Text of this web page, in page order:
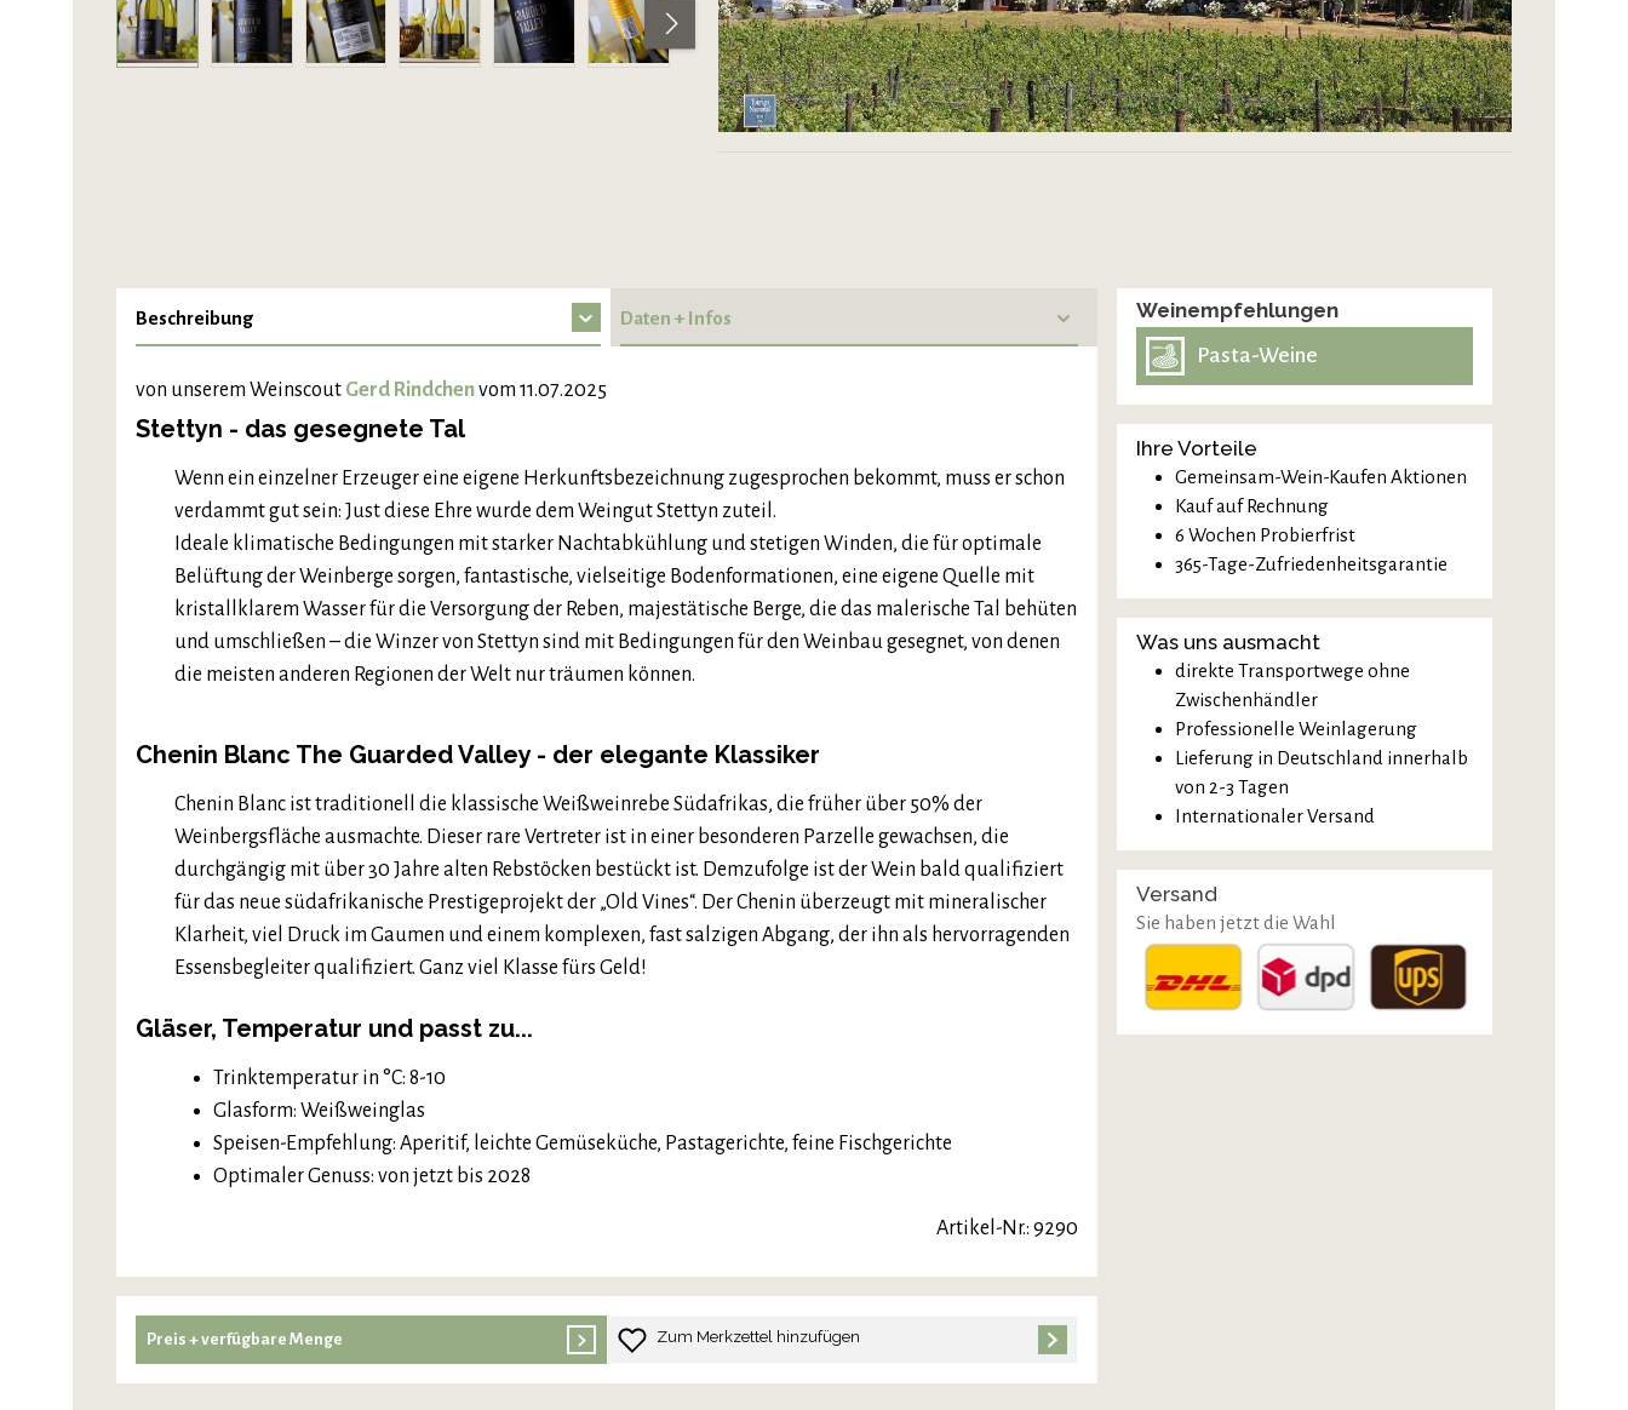
Beschreibung Daten + Infos
von unserem Weinscout Gerd Rindchenvom 11.07.2025
Stettyn - das gesegnete Tal
Wenn ein einzelner Erzeuger eine eigene Herkunftsbezeichnung zugesprochen bekommt, muss er schon
verdammt gut sein: Just diese Ehre wurde dem Weingut Stettyn zuteil.
Ideale klimatische Bedingungen mit starker Nachtabkühlung und stetigen Winden, die für optimale
Belüftung der Weinberge sorgen, fantastische, vielseitige Bodenformationen, eine eigene Quelle mit
kristallklarem Wasser für die Versorgung der Reben, majestätische Berge, die das malerische Tal behüten
und umschließen – die Winzer von Stettyn sind mit Bedingungen für den Weinbau gesegnet, von denen
die meisten anderen Regionen der Welt nur träumen können.
Chenin Blanc The Guarded Valley - der elegante Klassiker
Chenin Blanc ist traditionell die klassische Weißweinrebe Südafrikas, die früher über 50% der
Weinbergsfläche ausmachte. Dieser rare Vertreter ist in einer besonderen Parzelle gewachsen, die
durchgängig mit über 30 Jahre alten Rebstöcken bestückt ist. Demzufolge ist der Wein bald qualifiziert
für das neue südafrikanische Prestigeprojekt der „Old Vines“. Der Chenin überzeugt mit mineralischer
Klarheit, viel Druck im Gaumen und einem komplexen, fast salzigen Abgang, der ihn als hervorragenden
Essensbegleiter qualifiziert. Ganz viel Klasse fürs Geld!
Gläser, Temperatur und passt zu...
Trinktemperatur in °C: 8-10
Glasform: Weißweinglas
Speisen-Empfehlung: Aperitif, leichte Gemüseküche, Pastagerichte, feine Fischgerichte
Optimaler Genuss: von jetzt bis 2028
Artikel-Nr.: 9290
Preis + verfügbare Menge Zum Merkzettel hinzufügen
Weinempfehlungen
Pasta-Weine
Ihre Vorteile
Gemeinsam-Wein-Kaufen Aktionen
Kauf auf Rechnung
6 Wochen Probierfrist
365-Tage-Zufriedenheitsgarantie
Was uns ausmacht
direkte Transportwege ohne
Zwischenhändler
Professionelle Weinlagerung
Lieferung in Deutschland innerhalb
von 2-3 Tagen
Internationaler Versand
Versand
Sie haben jetzt die Wahl